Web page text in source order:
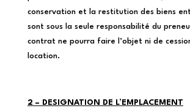
conservation et la restitution des biens
sont sous la seule responsabilité du
contrat ne pourra faire l’objet ni de
location.
2 – DESIGNATION DE L’EMPLACEMENT